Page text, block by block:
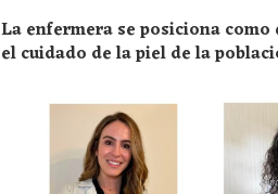
La enfermera se posiciona
el cuidado de la piel de la